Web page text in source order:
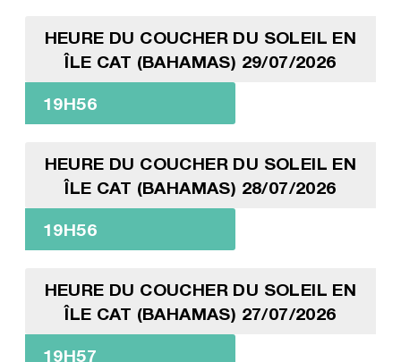
HEURE DU COUCHER DU SOLEIL EN
ÎLE CAT (BAHAMAS) 29/07/2026
19H56
HEURE DU COUCHER DU SOLEIL EN
ÎLE CAT (BAHAMAS) 28/07/2026
19H56
HEURE DU COUCHER DU SOLEIL EN
ÎLE CAT (BAHAMAS) 27/07/2026
19H57